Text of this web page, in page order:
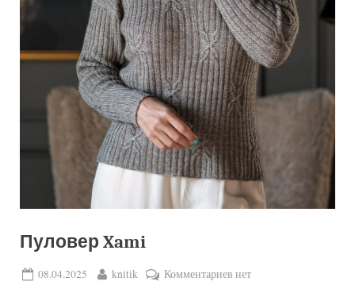
Пуловер Xami
Posted
08.04.2025 By
knitik Комментариевкнет